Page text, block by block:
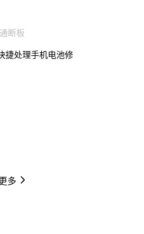
断板
捷处理手机电池修
多